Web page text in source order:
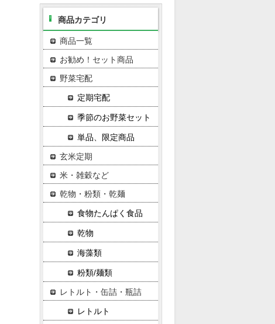
商品カテゴリ
商品一覧
お勧め！セット商品
野菜宅配
定期宅配
季節のお野菜セット
単品、限定商品
玄米定期
米・雑穀など
乾物・粉類・乾麺
食物たんぱく食品
乾物
海藻類
粉類/麺類
レトルト・缶詰・瓶詰
レトルト